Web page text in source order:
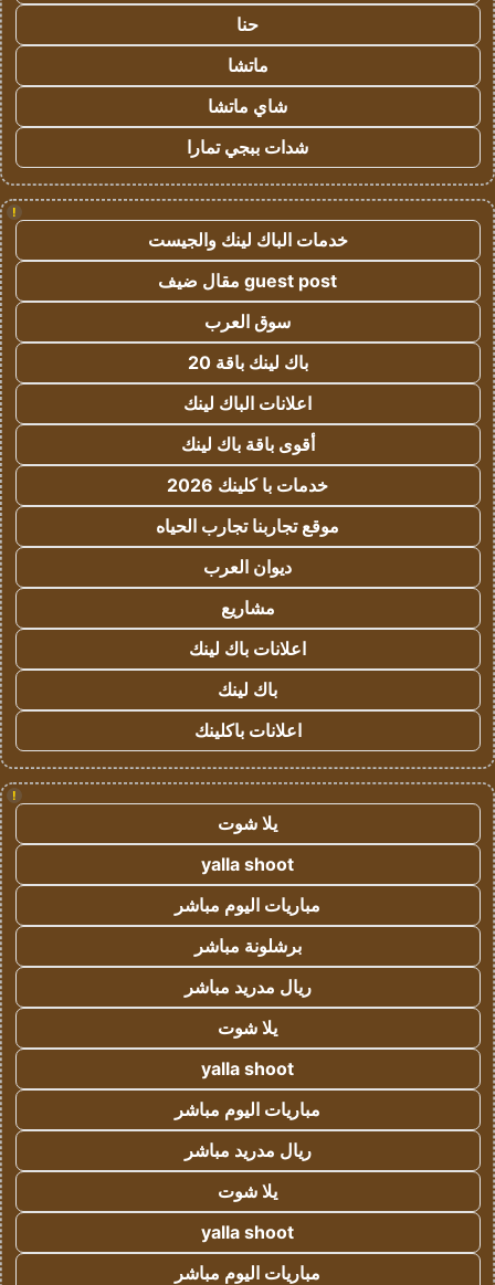
حنا
ماتشا
شاي ماتشا
شدات ببجي تمارا
!
خدمات الباك لينك والجيست
guest post مقال ضيف
سوق العرب
باك لينك باقة 20
اعلانات الباك لينك
أقوى باقة باك لينك
خدمات با كلينك 2026
موقع تجاربنا تجارب الحياه
ديوان العرب
مشاريع
اعلانات باك لينك
باك لينك
اعلانات باكلينك
!
يلا شوت
yalla shoot
مباريات اليوم مباشر
برشلونة مباشر
ريال مدريد مباشر
يلا شوت
yalla shoot
مباريات اليوم مباشر
ريال مدريد مباشر
يلا شوت
yalla shoot
مباريات اليوم مباشر